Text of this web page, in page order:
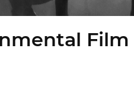
Film